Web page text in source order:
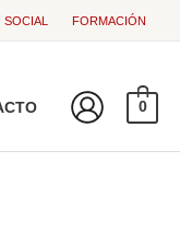
FORMACIÓN
0